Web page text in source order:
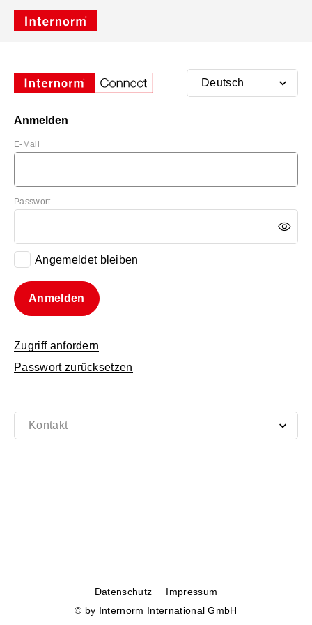
Anmelden
E-Mail
Passwort
Angemeldet bleiben
Zugriff anfordern
Passwort zurücksetzen
Datenschutz
Impressum
© by Internorm International GmbH